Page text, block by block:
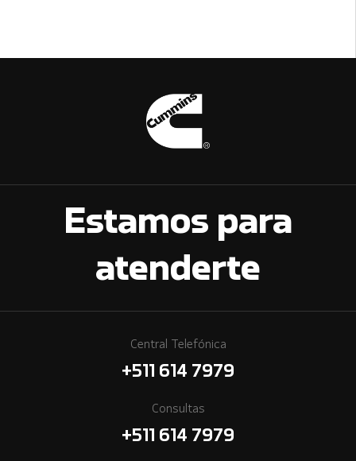
Estamos para
atenderte
Central Telefónica
+511 614 7979
Consultas
+511 614 7979